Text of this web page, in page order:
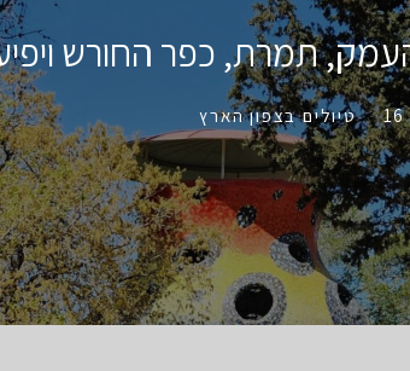
תמרת, כפר החורש
16
> טיולים בצפון הארץ